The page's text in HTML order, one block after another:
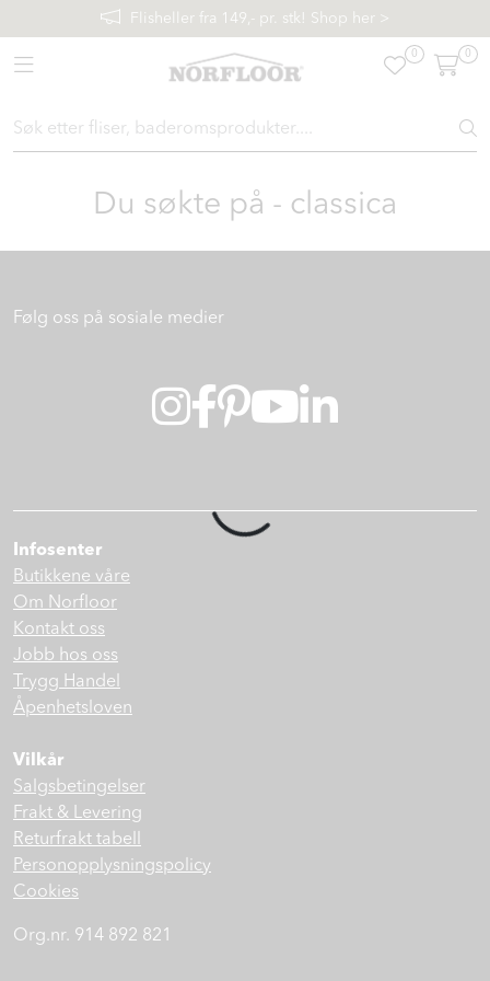
Skip to main contentFlisheller fra 149,- pr. stk! Shop her >
Toggle navigation
Du søkte på - classica
Følg oss på sosiale medier
Infosenter
Butikkene våre
Om Norfloor
Kontakt oss
Jobb hos oss
Trygg Handel
Åpenhetsloven
Vilkår
Salgsbetingelser
Frakt & Levering
Returfrakt tabell
Personopplysningspolicy
Cookies
Org.nr. 914 892 821
BADEROM
INTERIØR
Prosjekt
Still et spørsmål
Favoritter (
Logg inn